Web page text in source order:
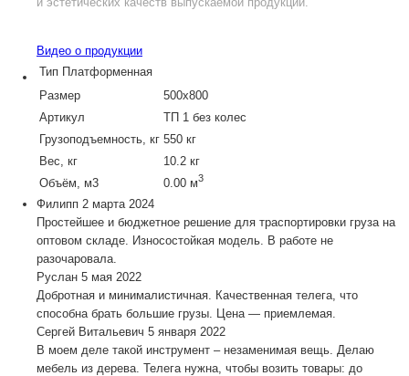
Видео о продукции
Тип Платформенная
Размер
500х800
Артикул
ТП 1 без колес
Грузоподъемность, кг 550 кг
Вес, кг
10.2 кг
Объём, м3
0.00 м3
Филипп 2 марта 2024
Простейшее и бюджетное решение для траспортировки груза на
оптовом складе. Износостойкая модель. В работе не
разочаровала.
Руслан 5 мая 2022
Добротная и минималистичная. Качественная телега, что
способна брать большие грузы. Цена — приемлемая.
Сергей Витальевич 5 января 2022
В моем деле такой инструмент – незаменимая вещь. Делаю
мебель из дерева. Телега нужна, чтобы возить товары: до